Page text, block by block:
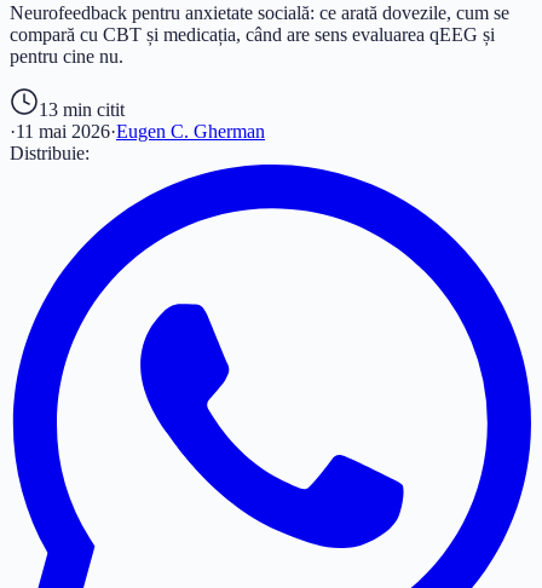
Neurofeedback pentru anxietate socială: ce arată dovezile, cum se
compară cu CBT și medicația, când are sens evaluarea qEEG și
pentru cine nu.
13 min citit
·11 mai 2026·Eugen C. Gherman
Distribuie: